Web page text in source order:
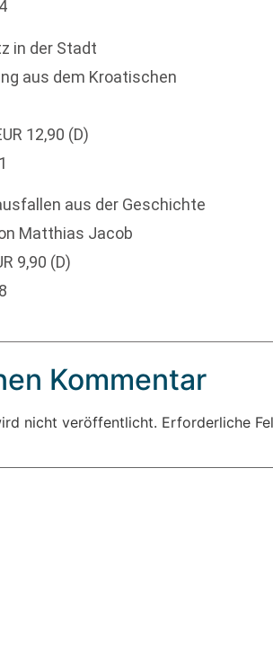
in der Stadt
aus dem Kroatischen
12,90 (D)
aus der Geschichte
Matthias Jacob
9,90 (D)
Kommentar
nicht veröffentlicht. Erforderliche